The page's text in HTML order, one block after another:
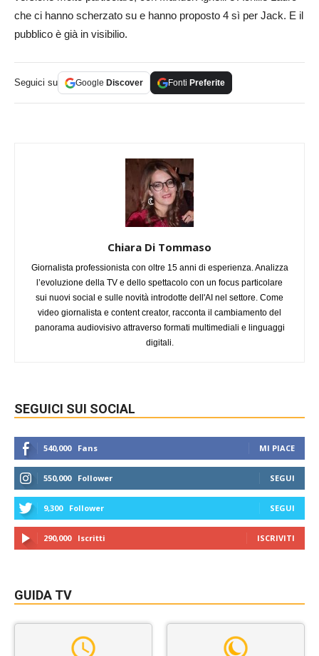
che ci hanno scherzato su e hanno proposto 4 sì per Jack. E il
pubblico è già in visibilio.
Seguici su Google Discover Fonti Preferite
Chiara Di Tommaso
Giornalista professionista con oltre 15 anni di esperienza. Analizza
l’evoluzione della TV e dello spettacolo con un focus particolare
sui nuovi social e sulle novità introdotte dell'AI nel settore. Come
video giornalista e content creator, racconta il cambiamento del
panorama audiovisivo attraverso formati multimediali e linguaggi
digitali.
SEGUICI SUI SOCIAL
540,000 Fans MI PIACE
550,000 Follower SEGUI
9,300 Follower SEGUI
290,000 Iscritti ISCRIVITI
GUIDA TV